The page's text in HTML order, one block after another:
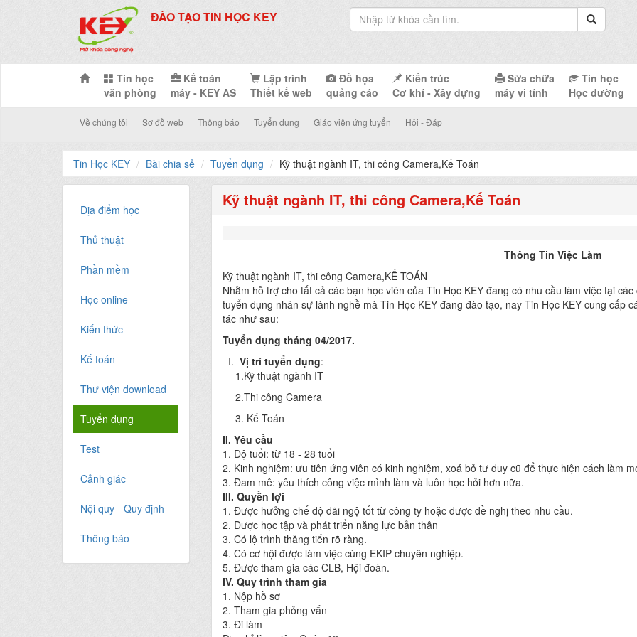
ĐÀO TẠO TIN HỌC KEY
Tin học
văn phòng
Kế toán
máy - KEY AS
Lập trình
Thiết kế web
Đồ họa
quảng cáo
Kiến trúc
Cơ khí - Xây dựng
Sửa chữa
máy vi tính
Tin học
Học đường
Về chúng tôi Sơ đồ web Thông báo Tuyển dụng Giáo viên ứng tuyển Hỏi - Đáp
Tin Học KEY Bài chia sẻ Tuyển dụng Kỹ thuật ngành IT, thi công Camera,Kế Toán
Địa điểm học
Thủ thuật
Phần mềm
Học online
Kiến thức
Kế toán
Thư viện download
Tuyển dụng
Test
Cảnh giác
Nội quy - Quy định
Thông báo
Kỹ thuật ngành IT, thi công Camera,Kế Toán
Thông Tin Việc Làm
Kỹ thuật ngành IT, thi công Camera,KẾ TOÁN
Nhằm hỗ trợ cho tất cả các bạn học viên của Tin Học KEY đang có nhu cầu làm việc tại
tuyển dụng nhân sự lành nghề mà Tin Học KEY đang đào tạo, nay Tin Học KEY cung cấp
tác như sau:
Tuyển dụng tháng 04/2017.
I. Vị trí tuyển dụng:
1.Kỹ thuật ngành IT
2.Thi công Camera
3. Kế Toán
II. Yêu cầu
1. Độ tuổi: từ 18 - 28 tuổi
2. Kinh nghiệm: ưu tiên ứng viên có kinh nghiệm, xoá bỏ tư duy cũ để thực hiện cách làm
3. Đam mê: yêu thích công việc mình làm và luôn học hỏi hơn nữa.
III. Quyền lợi
1. Được hưởng chế độ đãi ngộ tốt từ công ty hoặc được đề nghị theo nhu cầu.
2. Được học tập và phát triển năng lực bản thân
3. Có lộ trình thăng tiến rõ ràng.
4. Có cơ hội được làm việc cùng EKIP chuyên nghiệp.
5. Được tham gia các CLB, Hội đoàn.
IV. Quy trình tham gia
1. Nộp hồ sơ
2. Tham gia phỏng vấn
3. Đi làm